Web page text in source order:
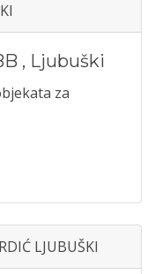
, Ljubuški
za
LJUBUŠKI